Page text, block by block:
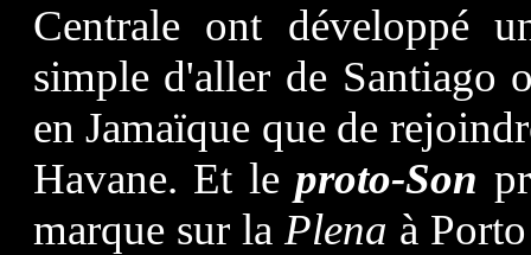
Centrale ont développé
simple d'aller de Santiago
en Jamaïque que de
Havane. Et leproto-Son
marque sur la Plena à